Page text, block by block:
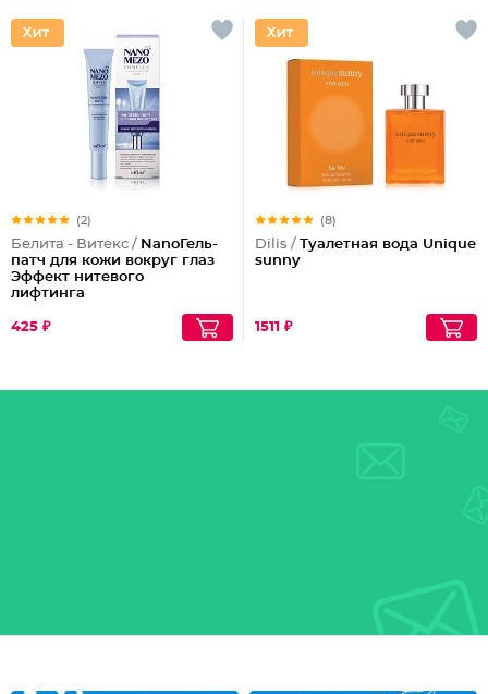
(2)
Белита - Витекс / NanoГель-
патч для кожи вокруг глаз
Эффект нитевого
лифтинга
425 ₽
(8)
Dilis / Туалетная вода Unique
sunny
1511 ₽